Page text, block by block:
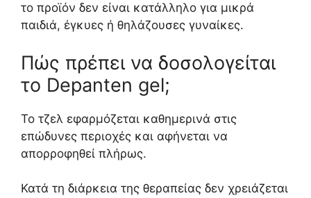
το προϊόν δεν είναι κατάλληλο για μικρά
παιδιά, έγκυες ή θηλάζουσες γυναίκες.
Πώς πρέπει να δοσολογείται
το Depanten gel;
Το τζελ εφαρμόζεται καθημερινά στις
επώδυνες περιοχές και αφήνεται να
απορροφηθεί πλήρως.
Κατά τη διάρκεια της θεραπείας δεν χρειάζεται